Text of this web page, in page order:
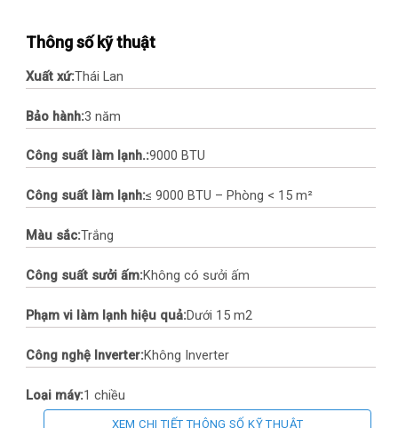
Thông số kỹ thuật
Xuất xứ:Thái Lan
Bảo hành:3 năm
Công suất làm lạnh.:9000 BTU
Công suất làm lạnh:≤ 9000 BTU – Phòng < 15 m²
Màu sắc:Trắng
Công suất sưởi ấm:Không có sưởi ấm
Phạm vi làm lạnh hiệu quả:Dưới 15 m2
Công nghệ Inverter:Không Inverter
Loại máy:1 chiều
XEM CHI TIẾT THÔNG SỐ KỸ THUẬT